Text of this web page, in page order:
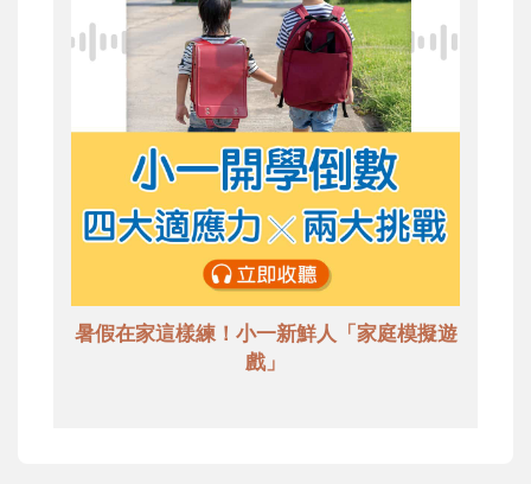
暑假在家這樣練！小一新鮮人「家庭模擬遊
戲」